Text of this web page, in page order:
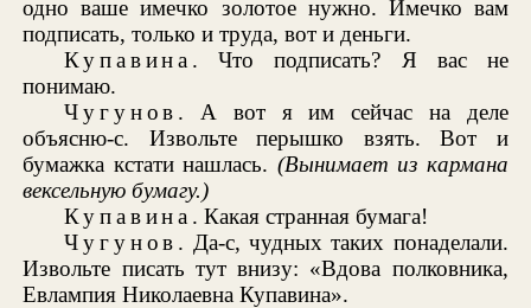
одно ваше имечко золотое нужно. Имечко вам
подписать, только и труда, вот и деньги.
Купавина . Что подписать? Я вас не
понимаю.
Чугунов . А вот я им сейчас на деле
объясню-с. Извольте перышко взять. Вот и
бумажка кстати нашлась. (Вынимает из кармана
вексельную бумагу.)
Купавина . Какая странная бумага!
Чугунов . Да-с, чудных таких понаделали.
Извольте писать тут внизу: «Вдова полковника,
Евлампия Николаевна Купавина».